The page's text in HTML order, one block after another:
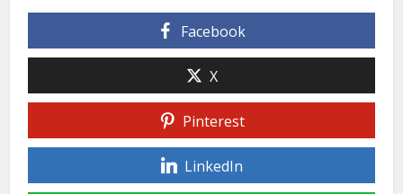
Facebook
X
Pinterest
LinkedIn